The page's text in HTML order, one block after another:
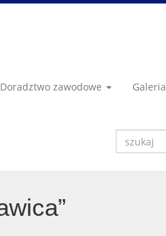
Doradztwo zawodowe Galeria